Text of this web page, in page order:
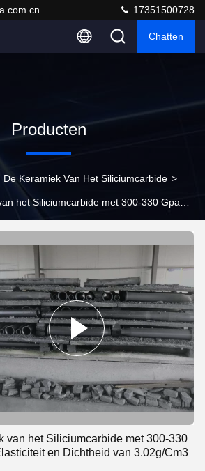
17351500728
Chatten
Producten
De Keramiek Van Het Siliciumcarbide >
het Siliciumcarbide met 300-330 Gpa
van het Siliciumcarbide met 300-330
en Dichtheid van 3.02g/Cm3